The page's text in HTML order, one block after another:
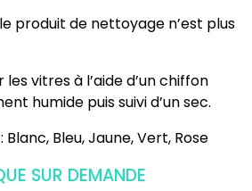
produit de nettoyage n’est plus
vitres à l’aide d’un chiffon
humide puis suivi d’un sec.
: Blanc, Bleu, Jaune, Vert, Rose
SUR DEMANDE